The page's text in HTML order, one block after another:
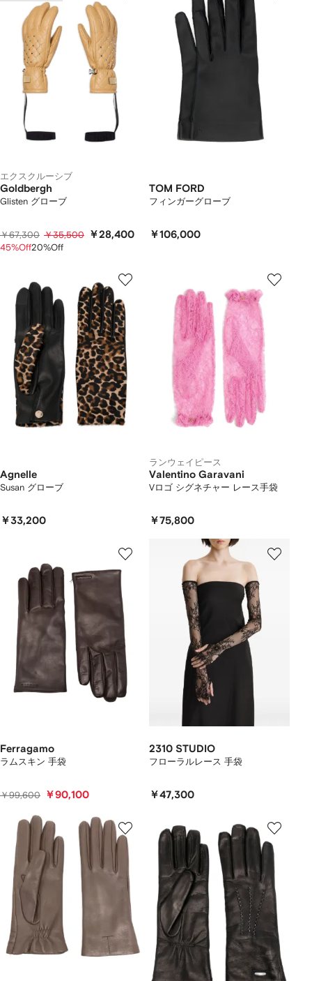
エクスクルーシブ
Goldbergh
Glisten グローブ
￥67,300 ￥35,500 ￥28,400
45%Off20%Off
TOM FORD
フィンガーグローブ
￥106,000
Agnelle
Susan グローブ
￥33,200
ランウェイピース
Valentino Garavani
Vロゴ シグネチャー レース手袋
￥75,800
Ferragamo
ラムスキン 手袋
￥99,600 ￥90,100
2310 STUDIO
フローラルレース 手袋
￥47,300